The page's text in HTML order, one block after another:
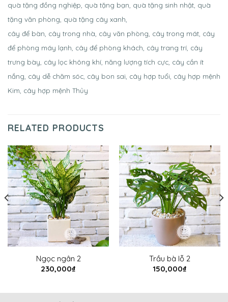
quà tặng đồng nghiệp, quà tặng bạn, quà tặng sinh nhật, quà
tặng văn phòng, quà tặng cây xanh,
cây để bàn, cây trong nhà, cây văn phòng, cây trong mát, cây
để phòng máy lạnh, cây để phòng khách, cây trang trí, cây
trưng bày, cây lọc không khí, năng lượng tích cực, cây cần ít
nắng, cây dễ chăm sóc, cây bon sai, cây hợp tuổi, cây hợp mệnh
Kim, cây hợp mệnh Thủy
RELATED PRODUCTS
Ngọc ngân 2
230,000₫
Trầu bà lỗ 2
150,000₫